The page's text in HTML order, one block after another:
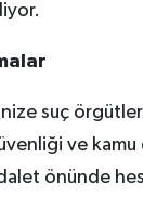
suç
ve
önünde